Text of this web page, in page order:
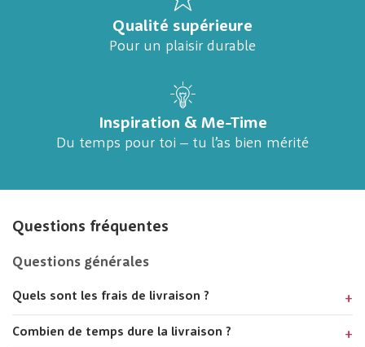
Qualité supérieure
Pour un plaisir durable
Inspiration & Me-Time
Du temps pour toi – tu l’as bien mérité
Questions fréquentes
Questions générales
Quels sont les frais de livraison ?
Combien de temps dure la livraison ?